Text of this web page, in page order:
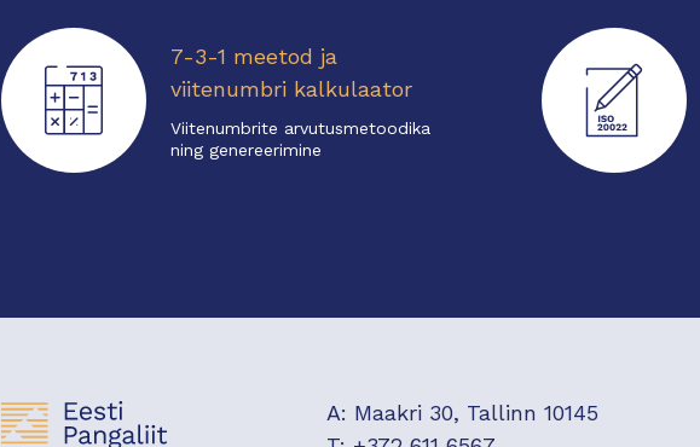
7-3-1 meetod ja
viitenumbri kalkulaator
Viitenumbrite arvutusmetoodika
ning genereerimine
A: Maakri 30, Tallinn 10145